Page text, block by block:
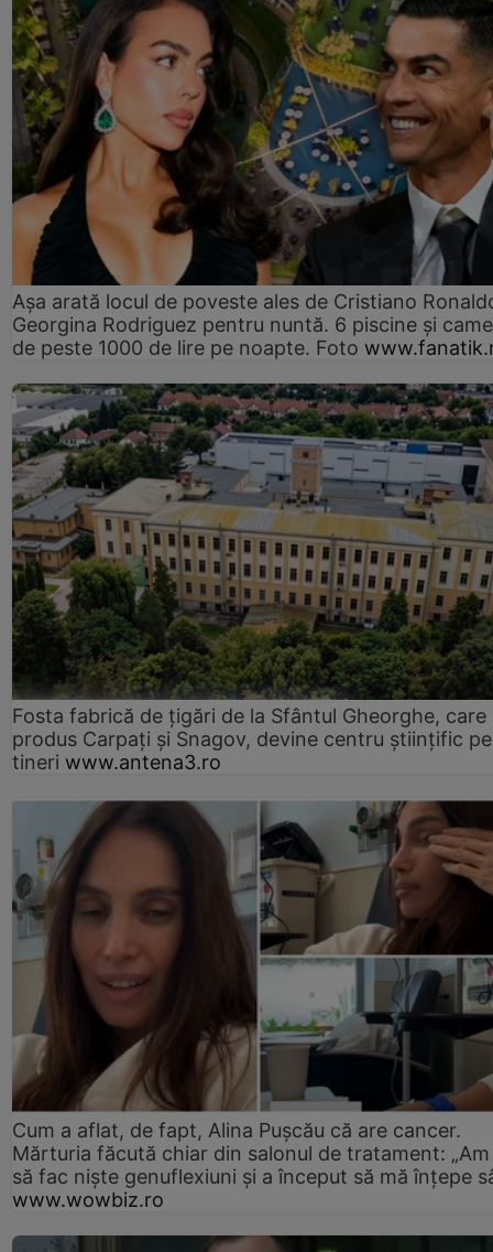
Așa arată locul de poveste ales de Cristiano
Georgina Rodriguez pentru nuntă. 6 piscine și
de peste 1000 de lire pe noapte. Foto
Fosta fabrică de țigări de la Sfântul Gheorghe, care
produs Carpați și Snagov, devine centru științific
tineri www.antena3.ro
Cum a aflat, de fapt, Alina Pușcău că are cancer.
Mărturia făcută chiar din salonul de tratament:
să fac niște genuflexiuni și a început să mă înțepe
www.wowbiz.ro